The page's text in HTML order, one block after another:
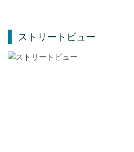
ストリートビュー